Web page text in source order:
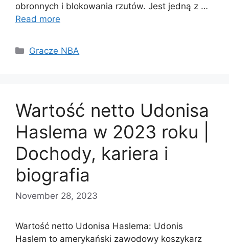
obronnych i blokowania rzutów. Jest jedną z …
Read more
Categories
Gracze NBA
Wartość netto Udonisa
Haslema w 2023 roku |
Dochody, kariera i
biografia
November 28, 2023
Wartość netto Udonisa Haslema: Udonis
Haslem to amerykański zawodowy koszykarz